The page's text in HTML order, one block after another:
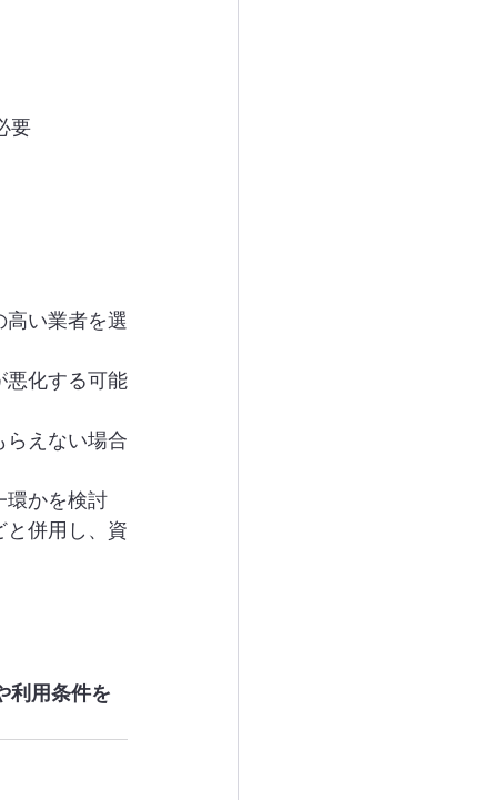
要
高い業者を選
悪化する可能
らえない場合
環かを検討
と併用し、資
利用条件を